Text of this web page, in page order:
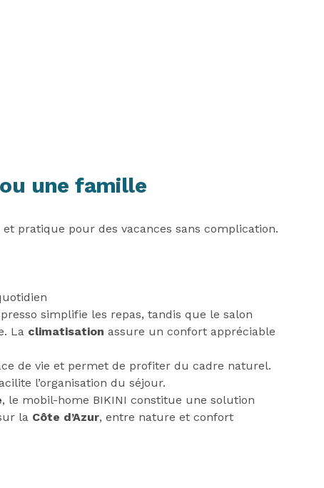
une famille
pratique pour des vacances sans complication.
simplifie les repas, tandis que le salon
La climatisation assure un confort appréciable
de vie et permet de profiter du cadre naturel.
l’organisation du séjour.
, le mobil-home BIKINI constitue une solution
la Côte d’Azur, entre nature et confort